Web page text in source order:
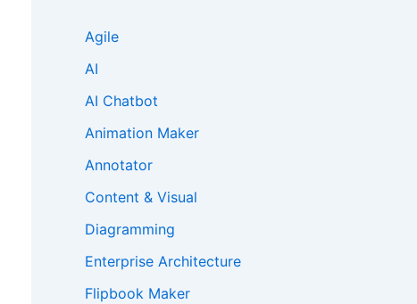
Agile
AI
AI Chatbot
Animation Maker
Annotator
Content & Visual
Diagramming
Enterprise Architecture
Flipbook Maker